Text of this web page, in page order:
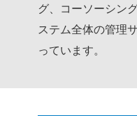
グ、コーソーシン
ステム全体の管理
っています。